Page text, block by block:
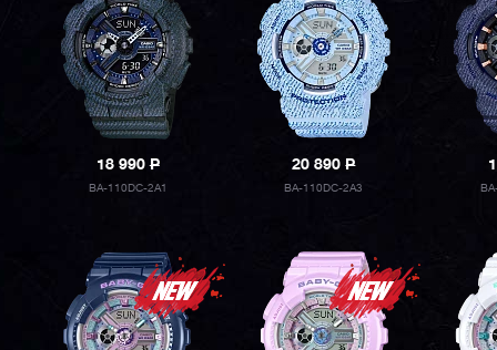
18 990P
BA-110DC-2A1
20 890P
BA-110DC-2A3